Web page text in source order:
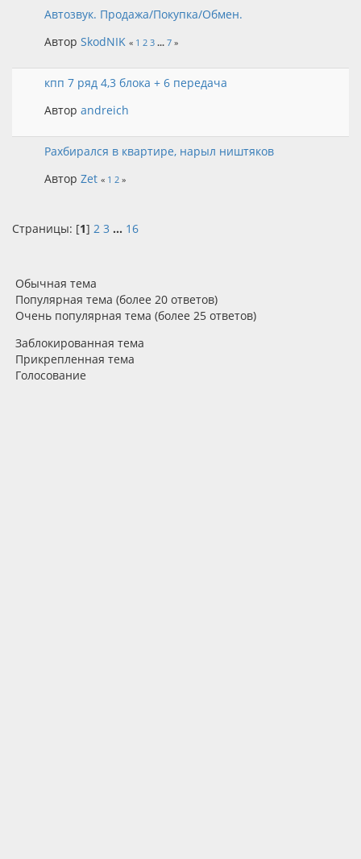
Автозвук. Продажа/Покупка/Обмен.
Автор SkodNIK « 1 2 3 ... 7 »
кпп 7 ряд 4,3 блока + 6 передача
Автор andreich
Рахбирался в квартире, нарыл ништяков
Автор Zet « 1 2 »
Страницы: [1] 2 3 ... 16
Обычная тема
Популярная тема (более 20 ответов)
Очень популярная тема (более 25 ответов)
Заблокированная тема
Прикрепленная тема
Голосование